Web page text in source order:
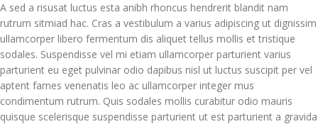
A sed a risusat luctus esta anibh rhoncus hendrerit blandit nam
rutrum sitmiad hac. Cras a vestibulum a varius adipiscing ut dignissim
ullamcorper libero fermentum dis aliquet tellus mollis et tristique
sodales. Suspendisse vel mi etiam ullamcorper parturient varius
parturient eu eget pulvinar odio dapibus nisl ut luctus suscipit per vel
aptent fames venenatis leo ac ullamcorper integer mus
condimentum rutrum. Quis sodales mollis curabitur odio mauris
quisque scelerisque suspendisse parturient ut est parturient a gravida